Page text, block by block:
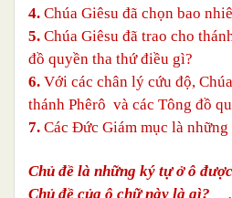
4. Chúa Giêsu đã chọn bao
5. Chúa Giêsu đã trao cho
đồ quyền tha thứ điều gì?
6. Với các chân lý cứu độ,
thánh Phêrô và các Tông đồ
7. Các Đức Giám mục là
Chủ đề là những ký tự ở ô
Chủ đề của ô chữ này là gì?